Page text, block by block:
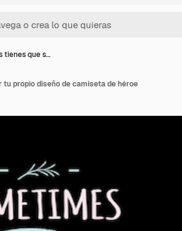
tienes que s…
propio diseño de camiseta de héroe